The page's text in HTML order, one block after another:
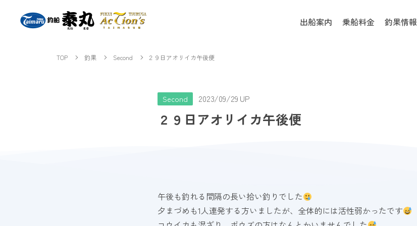
出船案内 乗船料金 釣果情報
TOP 釣果 Second ２９日アオリイカ午後便
Second 2023/09/29 UP
２９日アオリイカ午後便
午後も釣れる間隔の長い拾い釣りでした
夕まづめも1人連発する方いましたが、全体的には活性弱かったです